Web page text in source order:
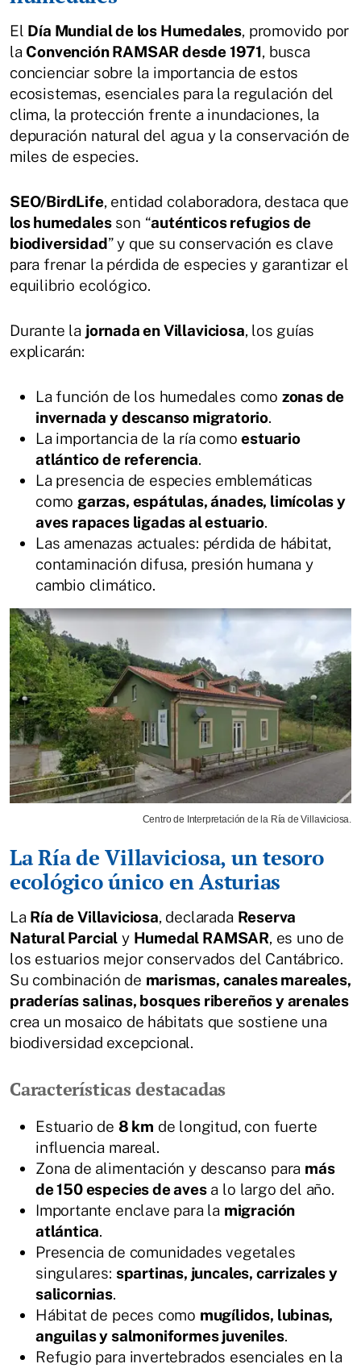
El Día Mundial de los Humedales, promovido por
la Convención RAMSAR desde 1971, busca
concienciar sobre la importancia de estos
ecosistemas, esenciales para la regulación del
clima, la protección frente a inundaciones, la
depuración natural del agua y la conservación de
miles de especies.
SEO/BirdLife, entidad colaboradora, destaca que
los humedalesson “auténticos refugios de
biodiversidad” y que su conservación es clave
para frenar la pérdida de especies y garantizar el
equilibrio ecológico.
Durante la jornada en Villaviciosa, los guías
explicarán:
La función de los humedales como zonas de
invernada y descanso migratorio.
La importancia de la ría comoestuario
atlántico de referencia.
La presencia de especies emblemáticas
como garzas, espátulas, ánades, limícolas y
aves rapaces ligadas al estuario.
Las amenazas actuales: pérdida de hábitat,
contaminación difusa, presión humana y
cambio climático.
Centro de Interpretación de la Ría de Villaviciosa.
La Ría de Villaviciosa, un tesoro
ecológico único en Asturias
La Ría de Villaviciosa, declarada Reserva
Natural Parcial y Humedal RAMSAR, es uno de
los estuarios mejor conservados del Cantábrico.
Su combinación de marismas, canales mareales,
praderías salinas, bosques ribereños y arenales
crea un mosaico de hábitats que sostiene una
biodiversidad excepcional.
Características destacadas
Estuario de 8 km de longitud, con fuerte
influencia mareal.
Zona de alimentación y descanso para más
de 150 especies de avesa lo largo del año.
Importante enclave para la migración
atlántica.
Presencia de comunidades vegetales
singulares: spartinas, juncales, carrizales y
salicornias.
Hábitat de peces como mugílidos, lubinas,
anguilas y salmoniformes juveniles.
Refugio para invertebrados esenciales en la